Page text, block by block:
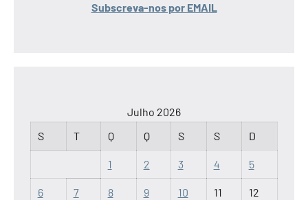
Subscreva-nos por EMAIL
Julho 2026
S
T Q Q S S D
1 2 3 4 5
6 7 8 9 10 11 12